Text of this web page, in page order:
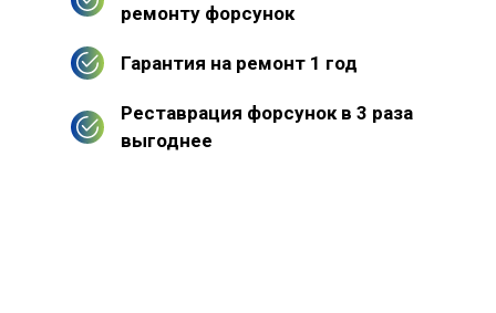
ремонту форсунок
Гарантия на ремонт 1 год
Реставрация форсунок в 3 раза
выгоднее